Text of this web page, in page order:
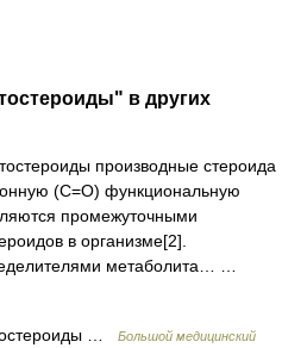
в других
производные стероида
(C=O) функциональную
промежуточными
в организме[2].
метаболита… …
…
Большой медицинский